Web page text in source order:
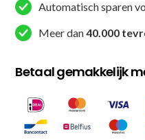
Automatisch sparen
Meer dan40.000
Betaal gemakkelijk